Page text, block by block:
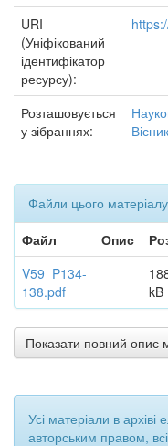
URI
(Уніфікований
ідентифікатор
ресурсу):
Розташовується
у зібраннях:
Файли цього
Файл
Опис
V59_P134-
138.pdf
kB
Показати повний опис
Усі матеріали в
авторським правом,